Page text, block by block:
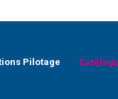
Pilotage